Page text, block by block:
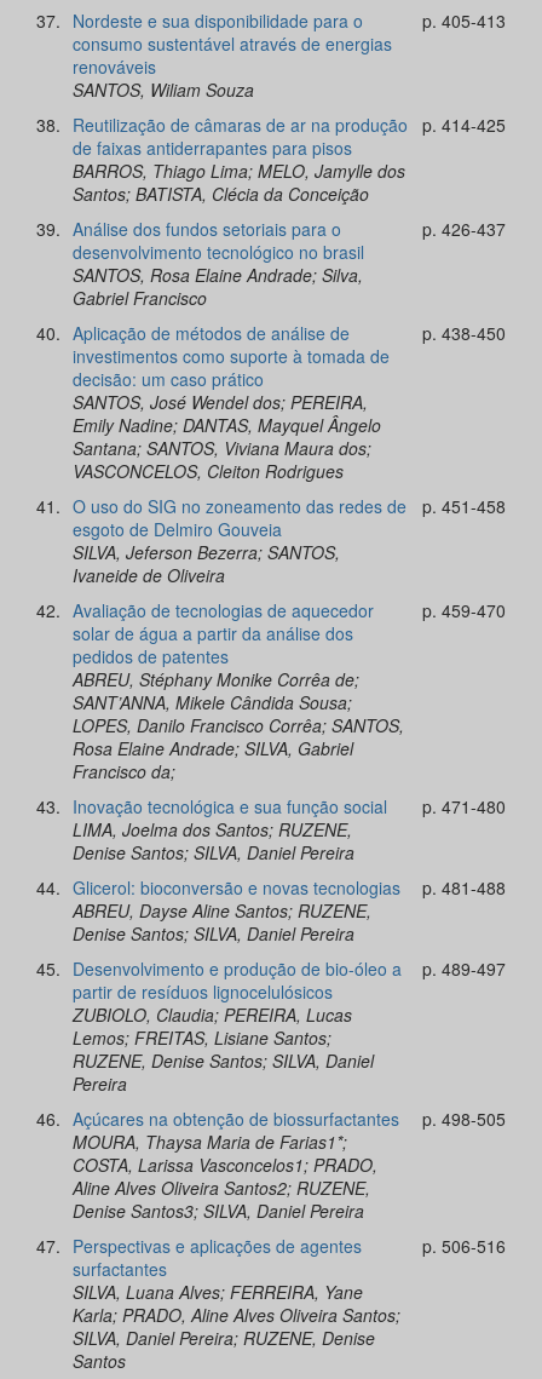
37. Nordeste e sua disponibilidade para o
consumo sustentável através de energias
renováveis
SANTOS, Wiliam Souza
p. 405-413
38. Reutilização de câmaras de ar na produção
de faixas antiderrapantes para pisos
BARROS, Thiago Lima; MELO, Jamylle dos
Santos; BATISTA, Clécia da Conceição
p. 414-425
39. Análise dos fundos setoriais para o
desenvolvimento tecnológico no brasil
SANTOS, Rosa Elaine Andrade; Silva,
Gabriel Francisco
p. 426-437
40. Aplicação de métodos de análise de
investimentos como suporte à tomada de
decisão: um caso prático
SANTOS, José Wendel dos; PEREIRA,
Emily Nadine; DANTAS, Mayquel Ângelo
Santana; SANTOS, Viviana Maura dos;
VASCONCELOS, Cleiton Rodrigues
p. 438-450
41. O uso do SIG no zoneamento das redes de
esgoto de Delmiro Gouveia
SILVA, Jeferson Bezerra; SANTOS,
Ivaneide de Oliveira
p. 451-458
42. Avaliação de tecnologias de aquecedor
solar de água a partir da análise dos
pedidos de patentes
ABREU, Stéphany Monike Corrêa de;
SANT’ANNA, Mikele Cândida Sousa;
LOPES, Danilo Francisco Corrêa; SANTOS,
Rosa Elaine Andrade; SILVA, Gabriel
Francisco da;
p. 459-470
43. Inovação tecnológica e sua função social
LIMA, Joelma dos Santos; RUZENE,
Denise Santos; SILVA, Daniel Pereira
p. 471-480
44. Glicerol: bioconversão e novas tecnologias
ABREU, Dayse Aline Santos; RUZENE,
Denise Santos; SILVA, Daniel Pereira
p. 481-488
45. Desenvolvimento e produção de bio-óleo a
partir de resíduos lignocelulósicos
ZUBIOLO, Claudia; PEREIRA, Lucas
Lemos; FREITAS, Lisiane Santos;
RUZENE, Denise Santos; SILVA, Daniel
Pereira
p. 489-497
46. Açúcares na obtenção de biossurfactantes
MOURA, Thaysa Maria de Farias1*;
COSTA, Larissa Vasconcelos1; PRADO,
Aline Alves Oliveira Santos2; RUZENE,
Denise Santos3; SILVA, Daniel Pereira
p. 498-505
47. Perspectivas e aplicações de agentes
surfactantes
SILVA, Luana Alves; FERREIRA, Yane
Karla; PRADO, Aline Alves Oliveira Santos;
SILVA, Daniel Pereira; RUZENE, Denise
Santos
p. 506-516